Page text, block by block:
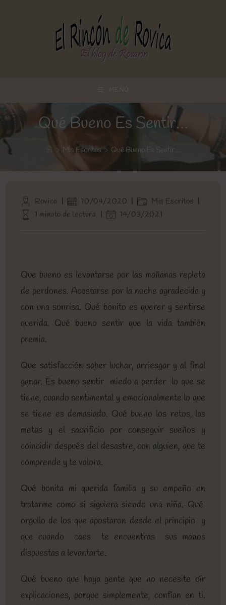
Qué Bueno Es Sentir…
> Mis Escritos > Qué Bueno Es Sentir…
Autor
de
la
Rovica
Publicación
de
la
10/04/2020
Categoría
de
la
Mis Escritos
Tiempo1 minuto de lectura
Última14/03/2021
Que bueno es levantarse por las mañanas repleta
de perdones. Acostarse por la noche agradecida y
con una sonrisa. Qué bonito es querer y sentirse
querida. Qué bueno sentir que la vida también
premia.
Que satisfacción saber luchar, arriesgar y al final
ganar. Es bueno sentir miedo a perder lo que se
tiene, cuando sentimental y emocionalmente lo que
se tiene es demasiado. Qué bueno los retos, las
metas y el sacrificio por conseguir sueños y
coincidir después del desastre, con alguien, que te
comprende y te valora.
Qué bonita mi querida familia y su empeño en
tratarme como si siguiera siendo una niña. Qué
orgullo de los que apostaron desde el principio y
que cuando caes te encuentras sus manos
dispuestas a levantarte.
Qué bueno que haya gente que no necesite oír
explicaciones, porque simplemente, confían en ti.